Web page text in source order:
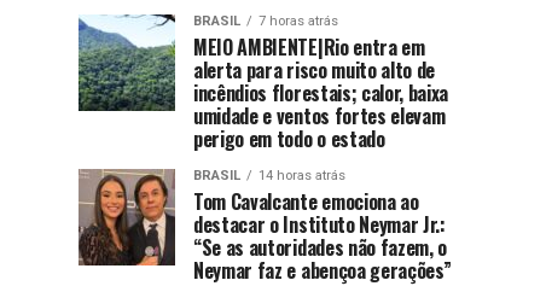
BRASIL 7 horas atrás
MEIO AMBIENTE|Rio entra em
alerta para risco muito alto de
incêndios florestais; calor, baixa
umidade e ventos fortes elevam
perigo em todo o estado
BRASIL 14 horas atrás
Tom Cavalcante emociona ao
destacar o Instituto Neymar Jr.:
“Se as autoridades não fazem, o
Neymar faz e abençoa gerações”